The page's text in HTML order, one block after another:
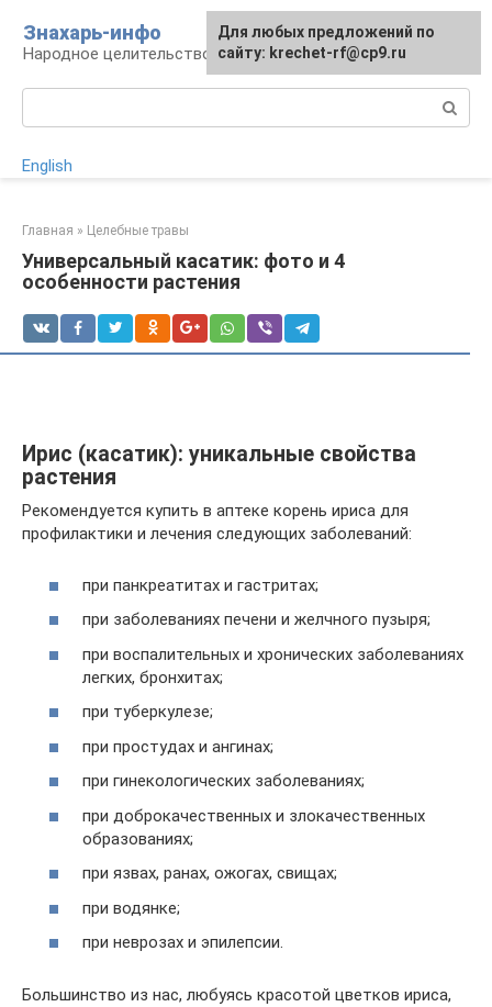
контенту
Знахарь-инфо
Народное целительство: рецепты и методы
English
Главная » Целебные травы
Универсальный касатик: фото и 4
особенности растения
Ирис (касатик): уникальные свойства
растения
Рекомендуется купить в аптеке корень ириса для
профилактики и лечения следующих заболеваний:
при панкреатитах и гастритах;
при заболеваниях печени и желчного пузыря;
при воспалительных и хронических заболеваниях
легких, бронхитах;
при туберкулезе;
при простудах и ангинах;
при гинекологических заболеваниях;
при доброкачественных и злокачественных
образованиях;
при язвах, ранах, ожогах, свищах;
при водянке;
при неврозах и эпилепсии.
Большинство из нас, любуясь красотой цветков ириса,
Для любых предложений по
сайту: krechet-rf@cp9.ru